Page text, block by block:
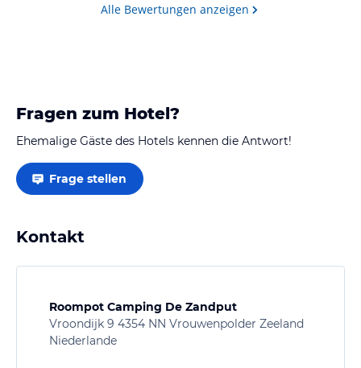
Alle Bewertungen anzeigen
Fragen zum Hotel?
Ehemalige Gäste des Hotels kennen die Antwort!
Frage stellen
Kontakt
Roompot Camping De Zandput
Vroondijk 9 4354 NN Vrouwenpolder Zeeland
Niederlande